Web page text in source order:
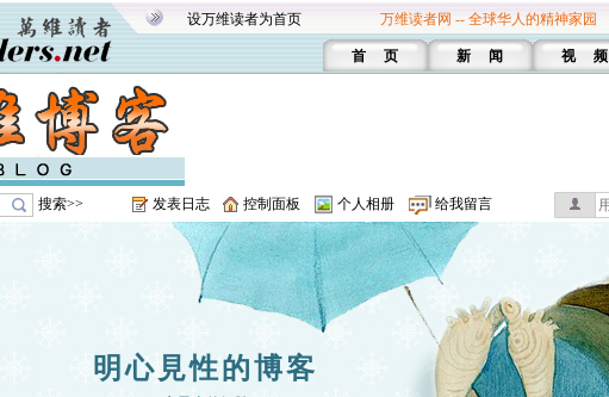
设万维读者为首页 万维读者网 -- 全球华人的精神家园
首 页 新 闻 视 频
搜索>> 发表日志 控制面板 个人相册 给我留言
明心見性的博客